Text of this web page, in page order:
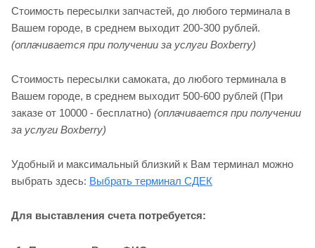
Стоимость пересылки запчастей, до любого терминала в
Вашем городе, в среднем выходит 200-300 рублей.
(оплачивается при получении за услуги Boxberry)
Стоимость пересылки самоката, до любого терминала в
Вашем городе, в среднем выходит 500-600 рублей (При
заказе от 10000 - бесплатно) (оплачивается при получении
за услуги Boxberry)
Удобный и максимальный близкий к Вам терминал можно
выбрать здесь: Выбрать терминал СДЕК
Для выставления счета потребуется: